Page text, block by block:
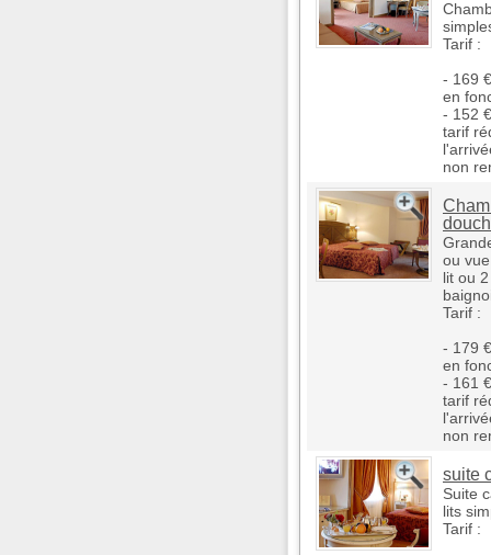
Tarif :
- 169
en
- 152
tarif
non
ou
lit ou
Tarif :
- 179
en
- 161
tarif
non
suite
Suite
lits
Tarif :